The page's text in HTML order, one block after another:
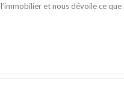
et nous dévoile ce